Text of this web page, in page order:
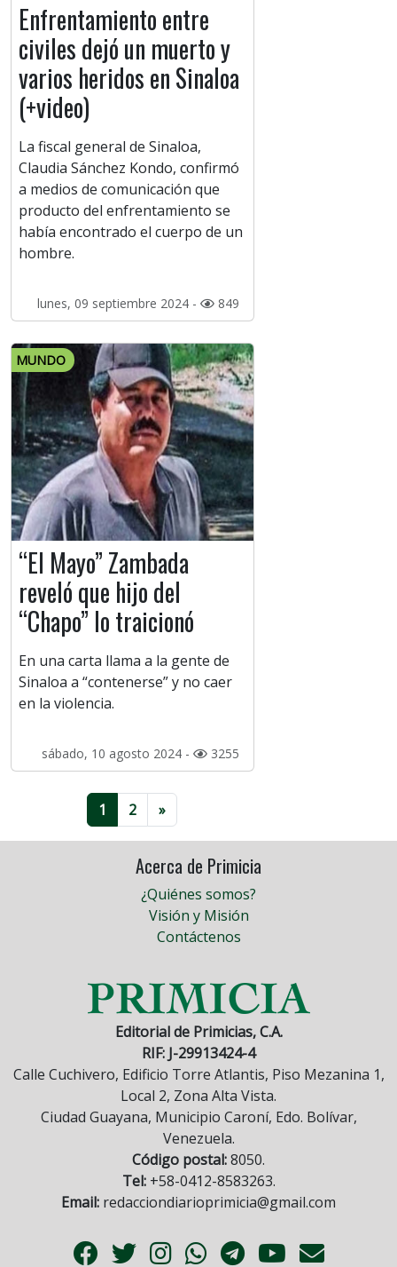
Enfrentamiento entre
civiles dejó un muerto y
varios heridos en Sinaloa
(+video)
La fiscal general de Sinaloa,
Claudia Sánchez Kondo, confirmó
a medios de comunicación que
producto del enfrentamiento se
había encontrado el cuerpo de un
hombre.
lunes, 09 septiembre 2024 - 849
MUNDO
“El Mayo” Zambada
reveló que hijo del
“Chapo” lo traicionó
En una carta llama a la gente de
Sinaloa a “contenerse” y no caer
en la violencia.
sábado, 10 agosto 2024 - 3255
1 2 »
Acerca de Primicia
¿Quiénes somos?
Visión y Misión
Contáctenos
Editorial de Primicias, C.A.
RIF: J-29913424-4
Calle Cuchivero, Edificio Torre Atlantis, Piso Mezanina 1,
Local 2, Zona Alta Vista.
Ciudad Guayana, Municipio Caroní, Edo. Bolívar,
Venezuela.
Código postal:8050.
Tel:+58-0412-8583263.
Email: redacciondiarioprimicia@gmail.com